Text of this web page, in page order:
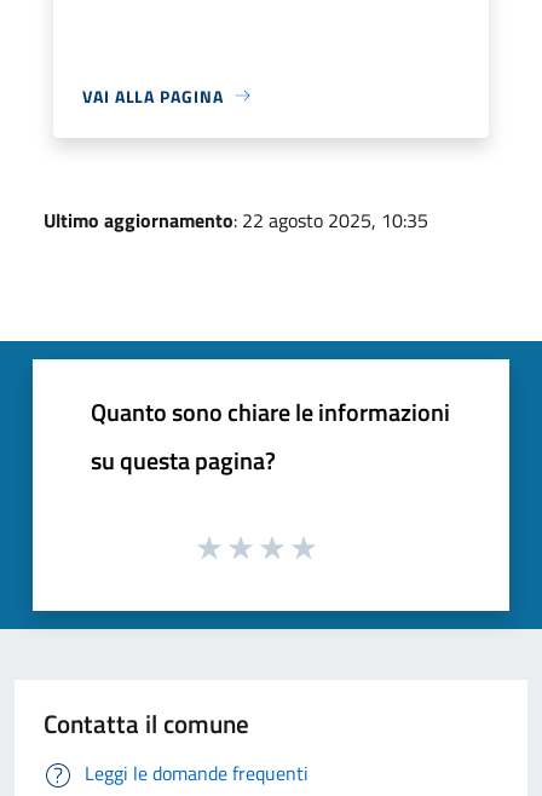
VAI ALLA PAGINA
Ultimo aggiornamento: 22 agosto 2025, 10:35
Quanto sono chiare le informazioni
su questa pagina?
Contatta il comune
Leggi le domande frequenti